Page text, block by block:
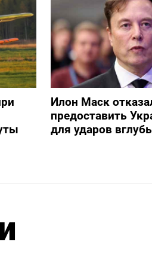
Илон Маск
предоставить
для ударов